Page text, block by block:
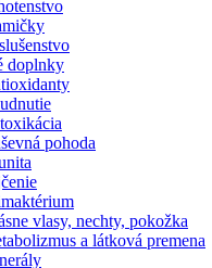
doplnky
pohoda
vlasy, nechty, pokožka
a látková premena